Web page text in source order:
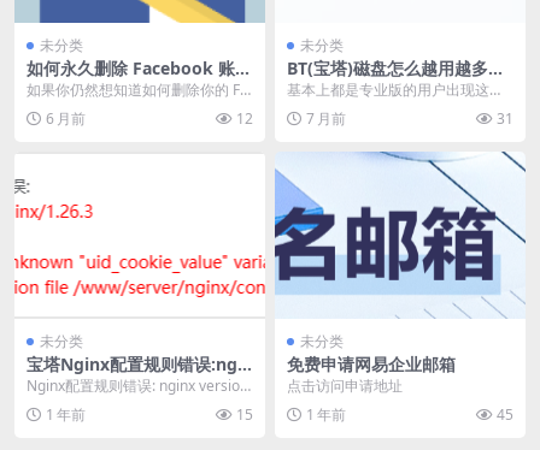
未分类
如何永久删除 Facebook 账号
教程
如果你仍然想知道如何删除你的 Fa
cebook 帐号，我们提供了一个快速
简易的解...
6 月前 12
未分类
BT(宝塔)磁盘怎么越用越多，
现在教大家解决问题。
基本上都是专业版的用户出现这个
问题，如果不是专业版本的用户直
接拉到最下方看内容。...
7 月前 31
未分类
宝塔Nginx配置规则错误:ngin
x: [emerg] unknown “uid_c
ookie_value” variable
Nginx配置规则错误: nginx version:
nginx/1.26.3...
1 年前 15
未分类
免费申请网易企业邮箱
点击访问申请地址
1 年前
45